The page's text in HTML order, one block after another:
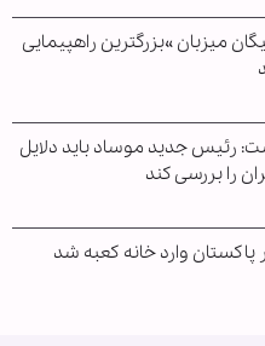
میزبان »بزرگترین راهپیمایی
رئیس جدید موساد باید دلایل
را بررسی کند
وارد خانه کعبه شد